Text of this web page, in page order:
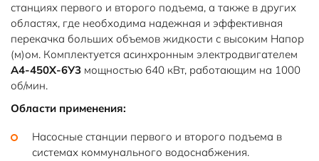
станциях первого и второго подъема, а также в других
областях, где необходима надежная и эффективная
перекачка больших объемов жидкости с высоким Напор
(м)ом. Комплектуется асинхронным электродвигателем
А4-450Х-6У3 мощностью 640 кВт, работающим на 1000
об/мин.
Области применения:
Насосные станции первого и второго подъема в
системах коммунального водоснабжения.